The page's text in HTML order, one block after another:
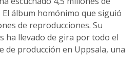
El álbum homónimo que siguió
de reproducciones. Su
ha llevado de gira por todo el
de producción en Uppsala, una